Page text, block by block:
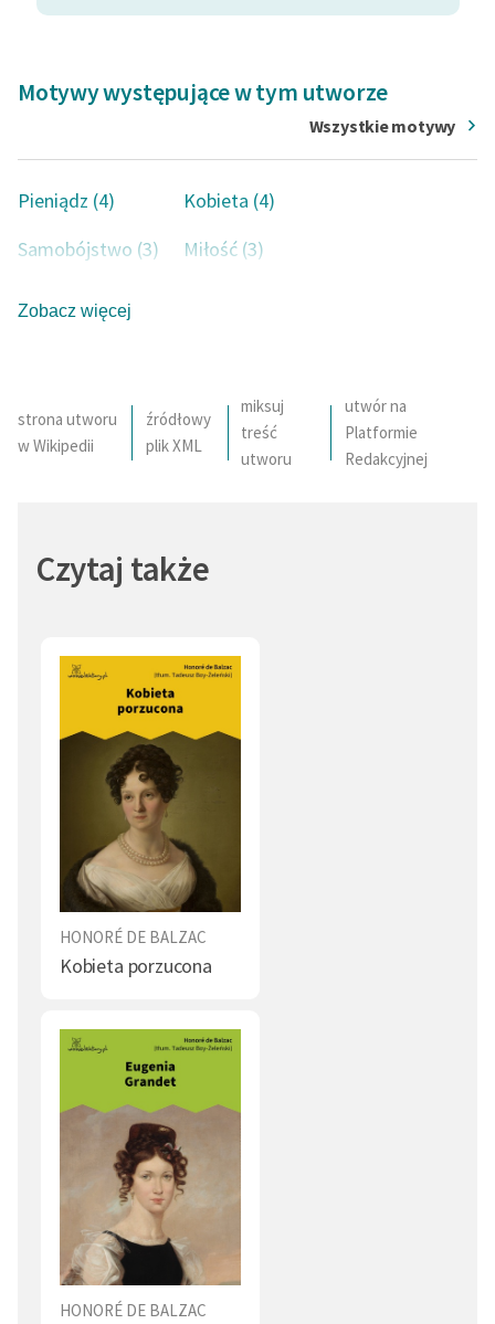
Motywy występujące w tym utworze
Wszystkie motywy
Pieniądz (4)
Kobieta (4)
Samobójstwo (3)
Miłość (3)
Mężczyzna (3)
Pogarda (1)
Starość (1)
Małżeństwo (1)
Czary (1)
Wierzenia (1)
Kondycja ludzka (1) Pojedynek (1)
Miłość niespełniona (1)Piekło (1)
Zobacz więcej
strona utworu
w Wikipedii
źródłowy
plik XML
miksuj
treść
utworu
utwór na
Platformie
Redakcyjnej
Czytaj także
HONORÉ DE BALZAC
Kobieta porzucona
HONORÉ DE BALZAC